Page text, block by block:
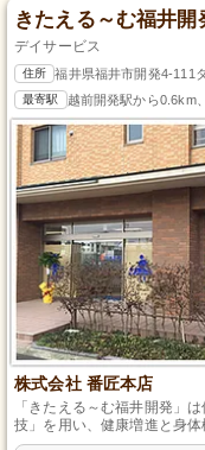
きたえる～む福井開
デイサービス
住所 福井県福井市開発4-111
最寄駅 越前開発駅から0.6km
株式会社 番匠本店
「きたえる～む福井開発」
技」を用い、健康増進と身
施設で、有名な「越前かに